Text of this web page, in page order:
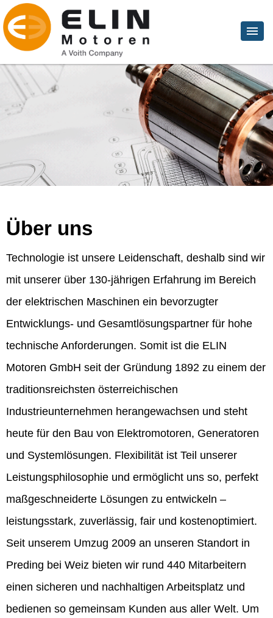
Über uns
Technologie ist unsere Leidenschaft, deshalb sind wir
mit unserer über 130-jährigen Erfahrung im Bereich
der elektrischen Maschinen ein bevorzugter
Entwicklungs- und Gesamtlösungspartner für hohe
technische Anforderungen. Somit ist die ELIN
Motoren GmbH seit der Gründung 1892 zu einem der
traditionsreichsten österreichischen
Industrieunternehmen herangewachsen und steht
heute für den Bau von Elektromotoren, Generatoren
und Systemlösungen. Flexibilität ist Teil unserer
Leistungsphilosophie und ermöglicht uns so, perfekt
maßgeschneiderte Lösungen zu entwickeln –
leistungsstark, zuverlässig, fair und kostenoptimiert.
Seit unserem Umzug 2009 an unseren Standort in
Preding bei Weiz bieten wir rund 440 Mitarbeitern
einen sicheren und nachhaltigen Arbeitsplatz und
bedienen so gemeinsam Kunden aus aller Welt. Um